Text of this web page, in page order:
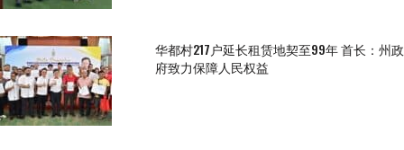
华都村217户延长租赁地契至99年 首长：州政
府致力保障人民权益